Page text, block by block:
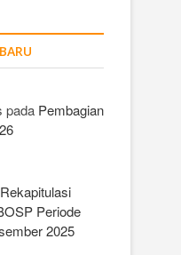
pada Pembagian
Rekapitulasi
Periode
2025